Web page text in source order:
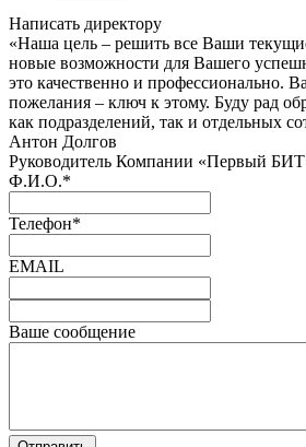
Написать директору
«Наша цель – решить все Ваши
новые возможности для Вашего
это качественно и профессионально.
пожелания – ключ к этому. Буду рад
как подразделений, так и отдельных
Антон Долгов
Руководитель Компании «Первый
Ф.И.О.*
Телефон*
EMAIL
Ваше сообщение